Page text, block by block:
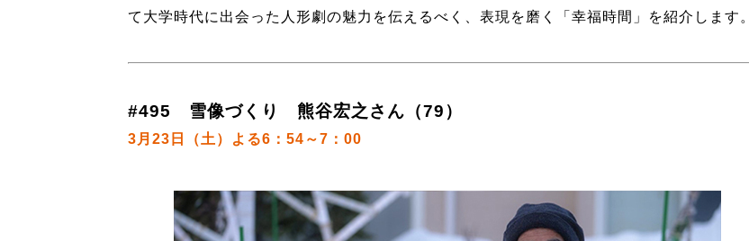
て大学時代に出会った人形劇の魅力を伝えるべく、表現を磨く「幸福時間」を紹介します。
#495 雪像づくり 熊谷宏之さん（79）
3月23日（土）よる6：54～7：00